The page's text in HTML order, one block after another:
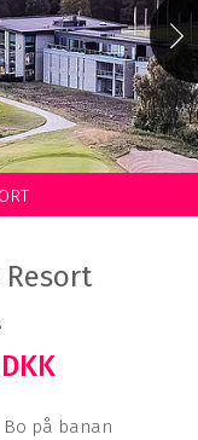
Bo på banan